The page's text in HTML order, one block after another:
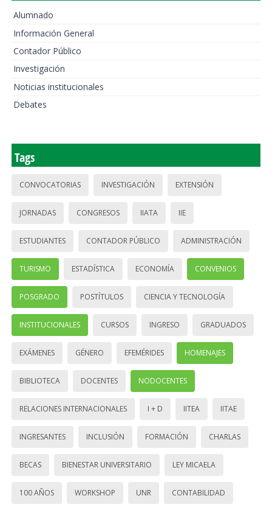
Alumnado
Información General
Contador Público
Investigación
Noticias institucionales
Debates
Tags
CONVOCATORIAS INVESTIGACIÓN EXTENSIÓN
JORNADAS CONGRESOS IIATA IIE
ESTUDIANTES CONTADOR PÚBLICO ADMINISTRACIÓN
TURISMO ESTADÍSTICA ECONOMÍA CONVENIOS
POSGRADO POSTÍTULOS CIENCIA Y TECNOLOGÍA
INSTITUCIONALES CURSOS INGRESO GRADUADOS
EXÁMENES GÉNERO EFEMÉRIDES HOMENAJES
BIBLIOTECA DOCENTES NODOCENTES
RELACIONES INTERNACIONALES I + D IITEA IITAE
INGRESANTES INCLUSIÓN FORMACIÓN CHARLAS
BECAS BIENESTAR UNIVERSITARIO LEY MICAELA
100 AÑOS WORKSHOP UNR CONTABILIDAD